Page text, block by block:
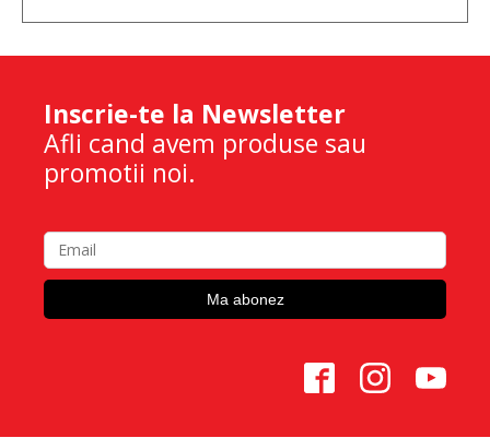
Inscrie-te la Newsletter
Afli cand avem produse sau
promotii noi.